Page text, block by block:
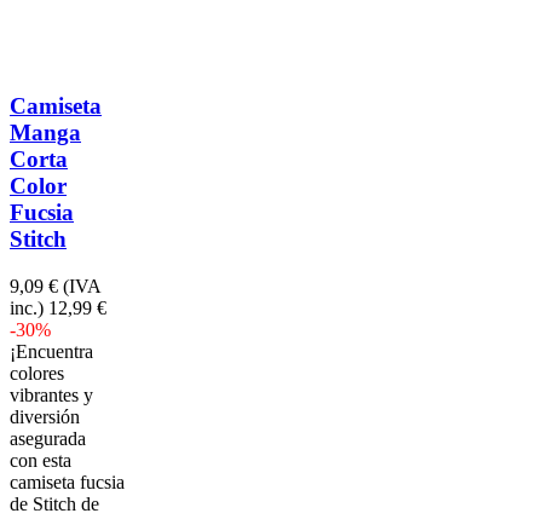
Camiseta
Manga
Corta
Color
Fucsia
Stitch
9,09 € (IVA
inc.) 12,99 €
-30%
¡Encuentra
colores
vibrantes y
diversión
asegurada
con esta
camiseta fucsia
de Stitch de